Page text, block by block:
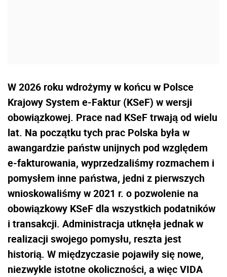
W 2026 roku wdrożymy w końcu w Polsce
Krajowy System e-Faktur (KSeF) w wersji
obowiązkowej. Prace nad KSeF trwają od wielu
lat. Na początku tych prac Polska była w
awangardzie państw unijnych pod względem
e-fakturowania, wyprzedzaliśmy rozmachem i
pomysłem inne państwa, jedni z pierwszych
wnioskowaliśmy w 2021 r. o pozwolenie na
obowiązkowy KSeF dla wszystkich podatników
i transakcji. Administracja utknęła jednak w
realizacji swojego pomysłu, reszta jest
historią. W międzyczasie pojawiły się nowe,
niezwykle istotne okoliczności, a więc VIDA